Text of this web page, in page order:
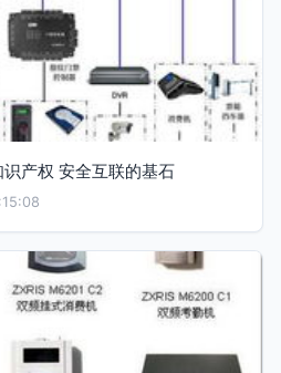
产权 安全互联的基石